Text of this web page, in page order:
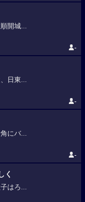
開城...
-
日東...
-
にバ...
-
く
はろ...